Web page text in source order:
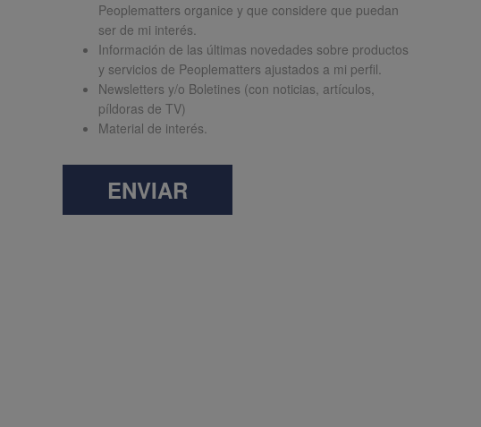
Peoplematters organice y que considere que puedan
ser de mi interés.
Información de las últimas novedades sobre productos
y servicios de Peoplematters ajustados a mi perfil.
Newsletters y/o Boletines (con noticias, artículos,
píldoras de TV)
Material de interés.
ENVIAR